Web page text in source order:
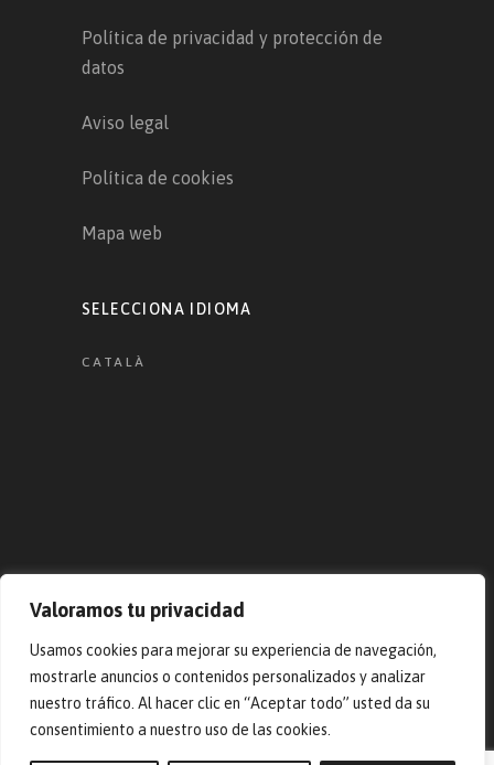
Valoramos tu privacidad
Usamos cookies para mejorar su experiencia de navegación,
mostrarle anuncios o contenidos personalizados y analizar
nuestro tráfico. Al hacer clic en “Aceptar todo” usted da su
consentimiento a nuestro uso de las cookies.
Política de privacidad y protección de
datos
Aviso legal
Política de cookies
Mapa web
SELECCIONA IDIOMA
CATALÀ
© 2023 Pep Masias. Todos los
derechos reservados – Desarrollado
porARTBOXBCN